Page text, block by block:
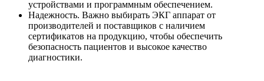
устройствами и программным обеспечением.
Надежность. Важно выбирать ЭКГ аппарат от
производителей и поставщиков с наличием
сертификатов на продукцию, чтобы обеспечить
безопасность пациентов и высокое качество
диагностики.